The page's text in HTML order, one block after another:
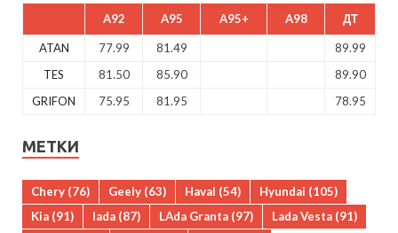
A92 A95 A95+ A98 ДТ
ATAN 77.99 81.49
89.99
TES
81.50 85.90
89.90
GRIFON
75.95 81.95 78.95
МЕТКИ
Chery (76) Geely (63) Haval (54) Hyundai (105)
Kia (91) lada (87) LAda Granta (97) Lada Vesta (91)